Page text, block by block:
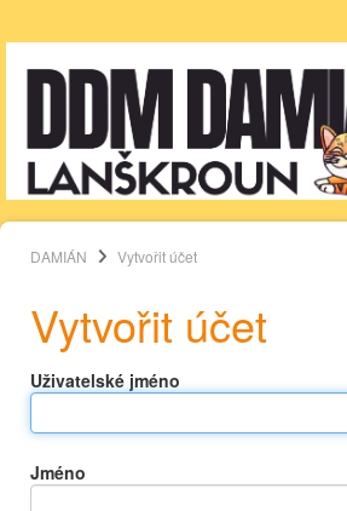
DAMIÁN Vytvořit účet
Vytvořit účet
Uživatelské jméno
Jméno